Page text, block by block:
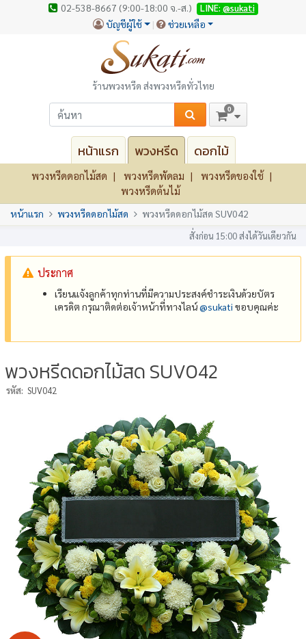
02-538-8667 (9:00-18:00 จ.-ส.) LINE: @sukati
บัญชีผู้ใช้ ช่วยเหลือ
ร้านพวงหรีด ส่งพวงหรีดทั่วไทย
0
หน้าแรก พวงหรีด ดอกไม้
พวงหรีดดอกไม้สด พวงหรีดพัดลม
พวงหรีดของใช้
พวงหรีดต้นไม้
หน้าแรก พวงหรีดดอกไม้สด พวงหรีดดอกไม้สด SUV042
สั่งก่อน 15:00 ส่งได้วันเดียวกัน
ประกาศ
เรียนแจ้งลูกค้าทุกท่านที่มีความประสงค์ชำระเงินด้วยบัตร
เครดิต กรุณาติดต่อเจ้าหน้าที่ทางไลน์@‌sukati ขอบคุณค่ะ
พวงหรีดดอกไม้สด SUV042
รหัส: SUV042